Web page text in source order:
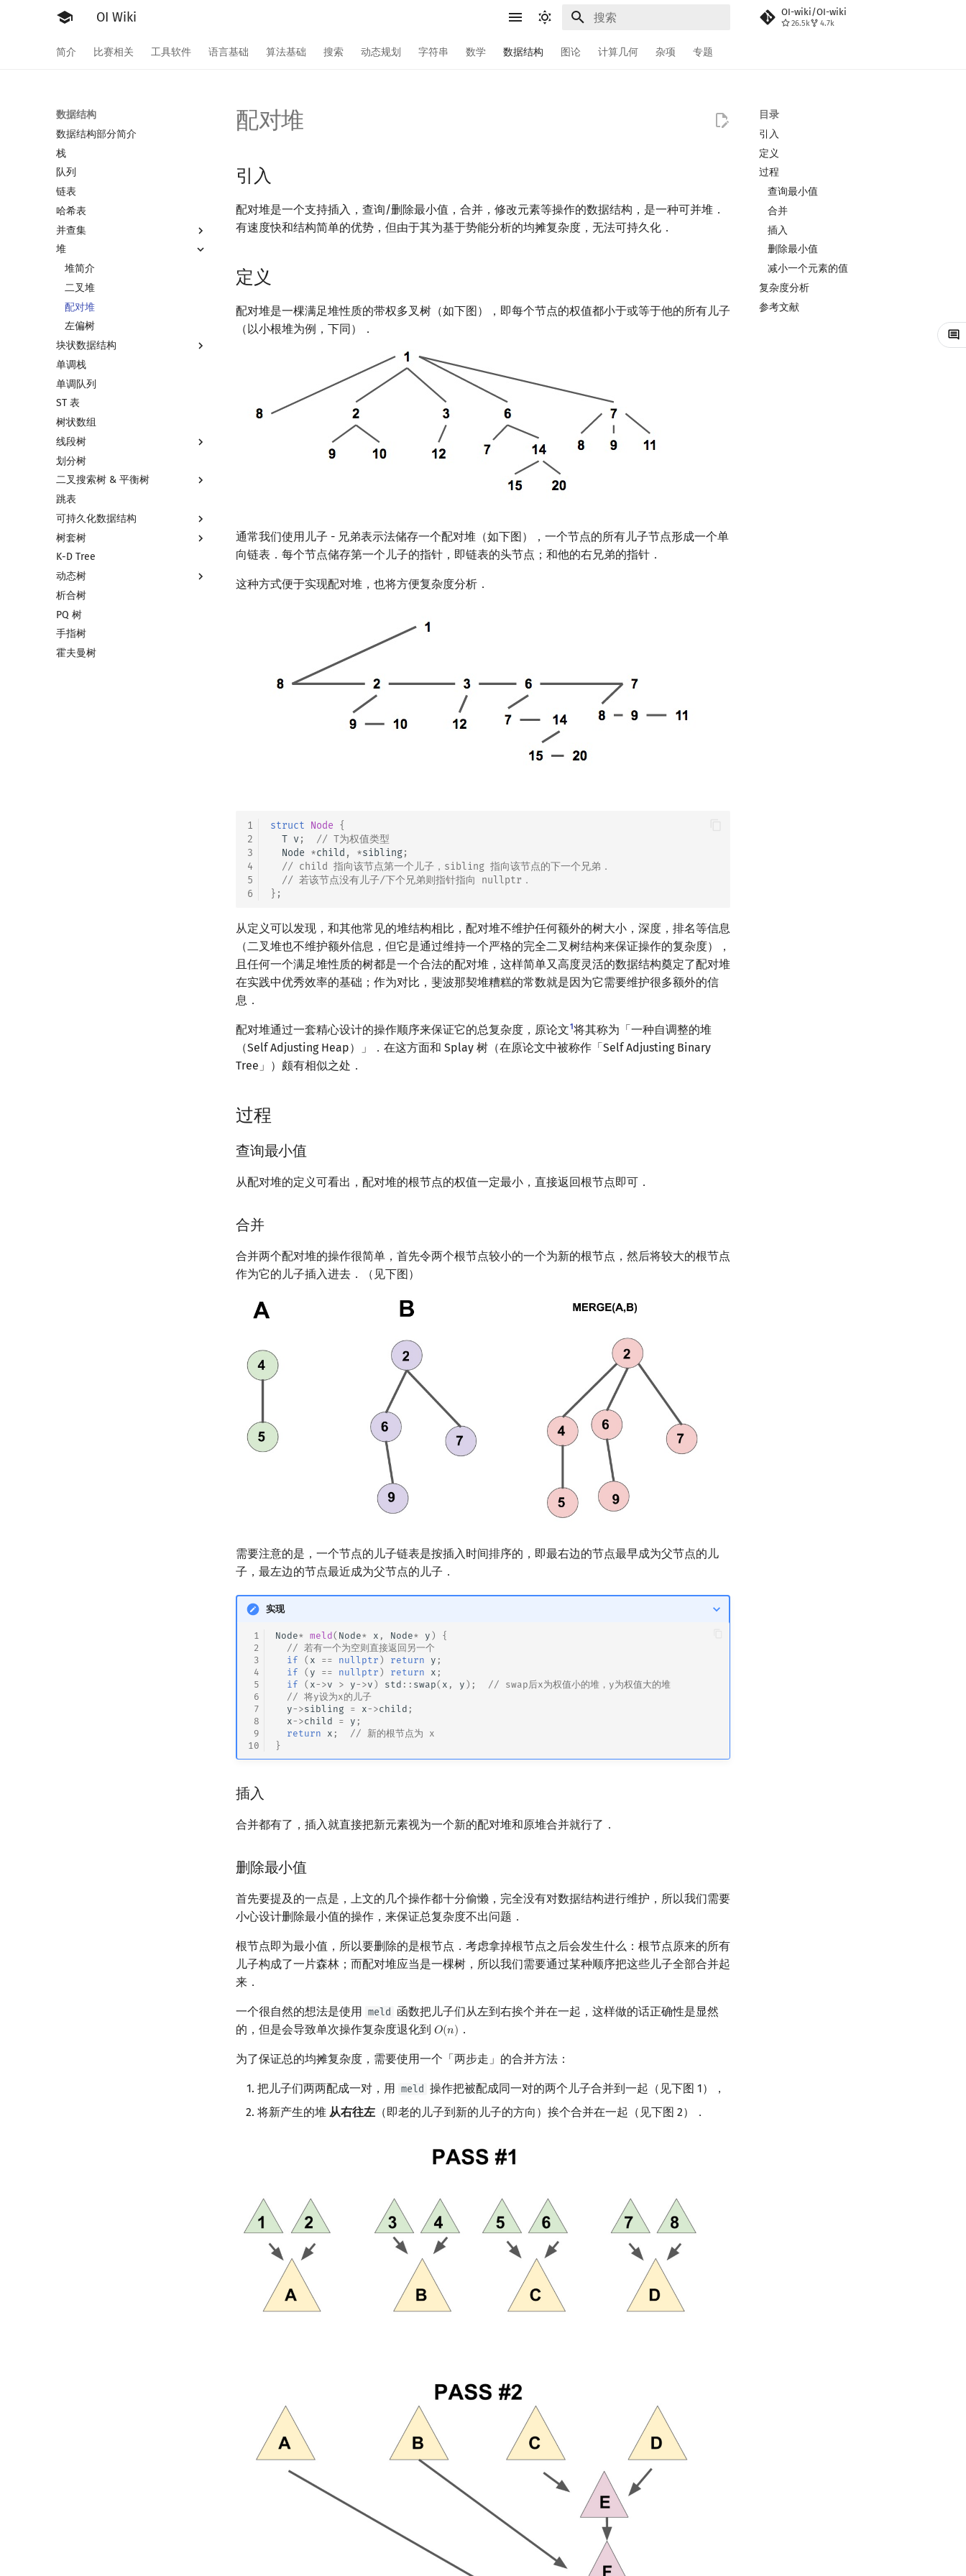
OI Wiki OI-wiki/OI-wiki
26.5k 4.7k
简介 比赛相关 工具软件 语言基础 算法基础 搜索 动态规划 字符串 数学 数据结构 图论 计算几何 杂项 专题
数据结构
数据结构部分简介
栈
队列
链表
哈希表
并查集
并查集
并查集复杂度
堆
堆简介
二叉堆
配对堆
左偏树
块状数据结构
分块思想
块状数组
块状链表
树分块
Sqrt Tree
单调栈
单调队列
ST 表
树状数组
线段树
线段树基础
线段树合并 & 分裂
李超线段树
猫树
区间最值操作 & 区间历史最值
Kinetic Tournament Tree
划分树
二叉搜索树 & 平衡树
二叉搜索树 & 平衡树
Treap
Splay 树
WBLT
替罪羊树
笛卡尔树
Size Balanced Tree
AVL 树
红黑树
跳表
可持久化数据结构
可持久化数据结构简介
可持久化线段树
可持久化块状数组
可持久化平衡树
可持久化字典树
可持久化可并堆
树套树
线段树套线段树
平衡树套线段树
线段树套平衡树
树状数组套权值线段树
分块套树状数组
K-D Tree
动态树
Link Cut Tree
全局平衡二叉树
Euler Tour Tree
Top Tree
析合树
PQ 树
手指树
霍夫曼树
目录
引入
定义
过程
查询最小值
合并
插入
删除最小值
减小一个元素的值
复杂度分析
参考文献
配对堆
引入
配对堆是一个支持插入，查询/删除最小值，合并，修改元素等操作的数据结构，是一种可并堆．
有速度快和结构简单的优势，但由于其为基于势能分析的均摊复杂度，无法可持久化．
定义
配对堆是一棵满足堆性质的带权多叉树（如下图），即每个节点的权值都小于或等于他的所有儿子
（以小根堆为例，下同）．
通常我们使用儿子 - 兄弟表示法储存一个配对堆（如下图），一个节点的所有儿子节点形成一个单
向链表．每个节点储存第一个儿子的指针，即链表的头节点；和他的右兄弟的指针．
这种方式便于实现配对堆，也将方便复杂度分析．
1
2
3
4
5
6
struct Node {
T v;
// T为权值类型
Node *child , *sibling;
// child 指向该节点第一个儿子，sibling 指向该节点的下一个兄弟．
// 若该节点没有儿子/下个兄弟则指针指向 nullptr．
};
从定义可以发现，和其他常见的堆结构相比，配对堆不维护任何额外的树大小，深度，排名等信息
（二叉堆也不维护额外信息，但它是通过维持一个严格的完全二叉树结构来保证操作的复杂度），
且任何一个满足堆性质的树都是一个合法的配对堆，这样简单又高度灵活的数据结构奠定了配对堆
在实践中优秀效率的基础；作为对比，斐波那契堆糟糕的常数就是因为它需要维护很多额外的信
息．
配对堆通过一套精心设计的操作顺序来保证它的总复杂度，原论文1将其称为「一种自调整的堆
（Self Adjusting Heap）」．在这方面和 Splay 树（在原论文中被称作「Self Adjusting Binary
Tree」）颇有相似之处．
过程
查询最小值
从配对堆的定义可看出，配对堆的根节点的权值一定最小，直接返回根节点即可．
合并
合并两个配对堆的操作很简单，首先令两个根节点较小的一个为新的根节点，然后将较大的根节点
作为它的儿子插入进去．（见下图）
需要注意的是，一个节点的儿子链表是按插入时间排序的，即最右边的节点最早成为父节点的儿
子，最左边的节点最近成为父节点的儿子．
实现
1
2
3
4
5
6
7
8
9
10
Node* meld( Node* x , Node* y )
{
// 若有一个为空则直接返回另一个
if
( x == nullptr ) return y ;
if
( y == nullptr ) return x ;
if
( x->v > y->v ) std :: swap( x , y );
// swap后x为权值小的堆，y为权值大的堆
// 将y设为x的儿子
y->sibling = x->child ;
x->child = y ;
return
x ;
// 新的根节点为 x
}
插入
合并都有了，插入就直接把新元素视为一个新的配对堆和原堆合并就行了．
删除最小值
首先要提及的一点是，上文的几个操作都十分偷懒，完全没有对数据结构进行维护，所以我们需要
小心设计删除最小值的操作，来保证总复杂度不出问题．
根节点即为最小值，所以要删除的是根节点．考虑拿掉根节点之后会发生什么：根节点原来的所有
儿子构成了一片森林；而配对堆应当是一棵树，所以我们需要通过某种顺序把这些儿子全部合并起
来．
一个很自然的想法是使用 meld
函数把儿子们从左到右挨个并在一起，这样做的话正确性是显然
的，但是会导致单次操作复杂度退化到 𝑂(𝑛)
O(n) ．
为了保证总的均摊复杂度，需要使用一个「两步走」的合并方法：
把儿子们两两配成一对，用 meld 操作把被配成同一对的两个儿子合并到一起（见下图 1），
将新产生的堆 从右往左 （即老的儿子到新的儿子的方向）挨个合并在一起（见下图 2）．